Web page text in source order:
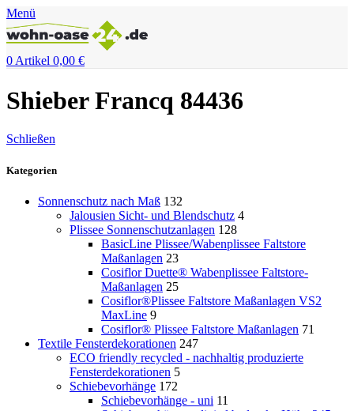
Menü
0Artikel 0,00 €
Shieber Francq 84436
Schließen
Kategorien
Sonnenschutz nach Maß 132
Jalousien Sicht- und Blendschutz 4
Plissee Sonnenschutzanlagen 128
BasicLine Plissee/Wabenplissee Faltstore
Maßanlagen 23
Cosiflor Duette® Wabenplissee Faltstore-
Maßanlagen 25
Cosiflor®Plissee Faltstore Maßanlagen VS2
MaxLine 9
Cosiflor® Plissee Faltstore Maßanlagen 71
Textile Fensterdekorationen 247
ECO friendly recycled - nachhaltig produzierte
Fensterdekorationen 5
Schiebevorhänge 172
Schiebevorhänge - uni 11